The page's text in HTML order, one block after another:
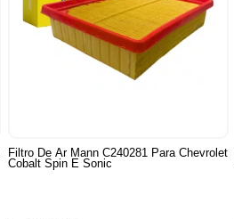
Filtro De Ar Mann C240281 Para Chevrolet
Cobalt Spin E Sonic